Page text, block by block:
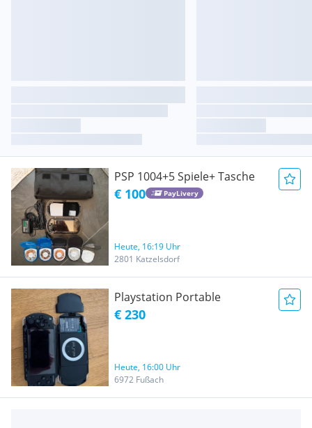
PSP 1004+5 Spiele+ Tasche
€ 100 PayLivery
Heute, 16:19 Uhr
2801 Katzelsdorf
Playstation Portable
€ 230
Heute, 16:00 Uhr
6972 Fußach